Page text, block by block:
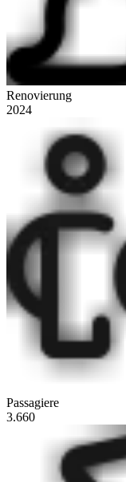
Renovierung
2024
Passagiere
3.660